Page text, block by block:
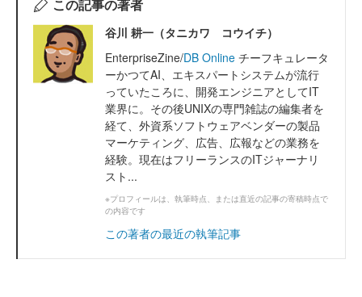
この記事の著者
谷川 耕一（タニカワ コウイチ）
EnterpriseZine/DB Online チーフキュレータ
ーかつてAI、エキスパートシステムが流行
っていたころに、開発エンジニアとしてIT
業界に。その後UNIXの専門雑誌の編集者を
経て、外資系ソフトウェアベンダーの製品
マーケティング、広告、広報などの業務を
経験。現在はフリーランスのITジャーナリ
スト...
※プロフィールは、執筆時点、または直近の記事の寄稿時点で
の内容です
この著者の最近の執筆記事